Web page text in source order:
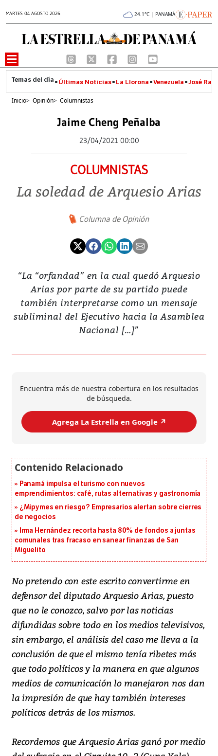
MARTES 04 AGOSTO 2026 24.1°C | PANAMÁ
Últimas Noticias La Llorona Venezuela José
Inicio> Opinión> Columnistas
Jaime Cheng Peñalba
23/04/2021 00:00
COLUMNISTAS
La soledad de Arquesio Arias
Columna de Opinión
“La “orfandad” en la cual quedó Arquesio
Arias por parte de su partido puede
también interpretarse como un mensaje
subliminal del Ejecutivo hacia la Asamblea
Nacional […]”
Encuentra más de nuestra cobertura en los resultados
de búsqueda.
Agrega La Estrella en Google ↗️
Panamá impulsa el turismo con nuevos
emprendimientos: café, rutas alternativas y gastronomía
¿Mipymes en riesgo? Empresarios alertan sobre cierres
de negocios
Irma Hernández recorta hasta 80% de fondos a juntas
comunales tras fracaso en sanear finanzas de San
Miguelito
No pretendo con este escrito convertirme en
defensor del diputado Arquesio Arias, puesto
que no le conozco, salvo por las noticias
difundidas sobre todo en los medios televisivos,
sin embargo, el análisis del caso me lleva a la
conclusión de que el mismo tenía ribetes más
que todo políticos y la manera en que algunos
medios de comunicación lo manejaron nos dan
la impresión de que hay también intereses
políticos detrás de los mismos.
Recordemos que Arquesio Arias ganó por medio